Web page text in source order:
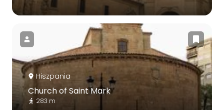
Hiszpania
Church of Saint Mark
283 m